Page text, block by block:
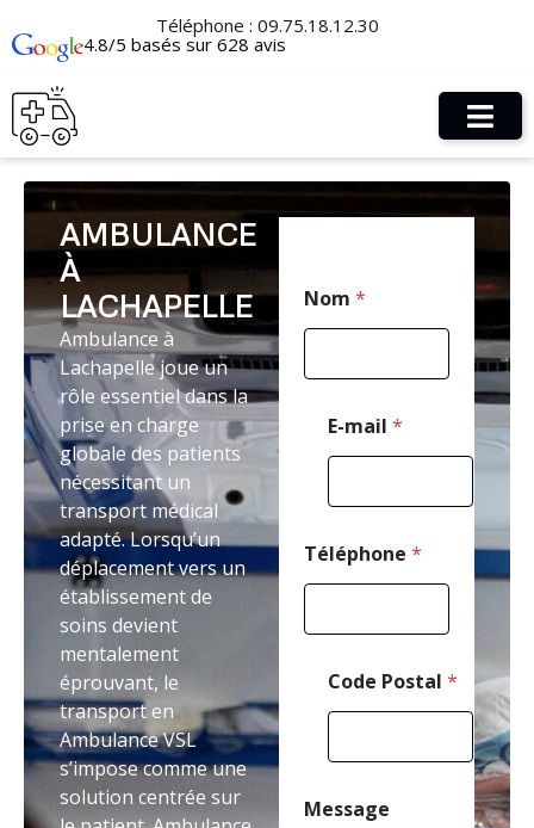
Téléphone : 09.75.18.12.30
4.8/5 basés sur 628 avis
AMBULANCE
À
LACHAPELLE
Ambulance à
Lachapelle joue un
rôle essentiel dans la
prise en charge
globale des patients
nécessitant un
transport médical
adapté. Lorsqu’un
déplacement vers un
établissement de
soins devient
mentalement
éprouvant, le
transport en
Ambulance VSL
s’impose comme une
solution centrée sur
Nom *
E-mail *
*
N
m
T
é
n
e
Téléphone *
Code Postal *
Message